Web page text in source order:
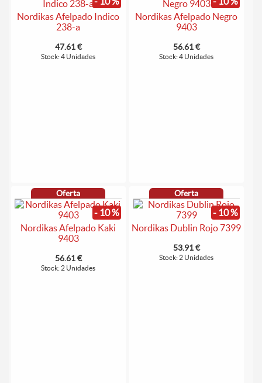
Nordikas Afelpado Indico
238-a
47.61 €
Stock: 4 Unidades
Nordikas Afelpado Negro
9403
56.61 €
Stock: 4 Unidades
Oferta
- 10 %
Nordikas Afelpado Kaki
9403
56.61 €
Stock: 2 Unidades
Oferta
- 10 %
Nordikas Dublin Rojo 7399
53.91 €
Stock: 2 Unidades